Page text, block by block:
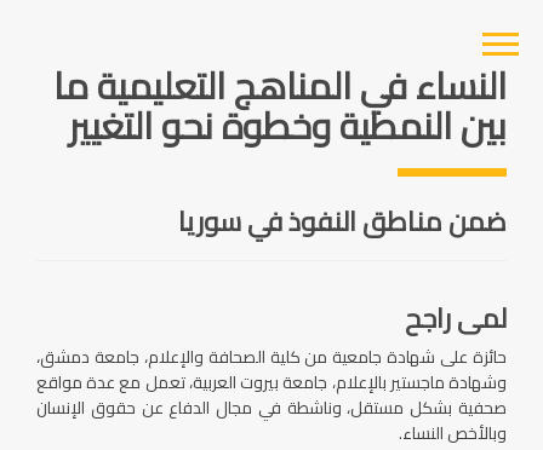
النساء في المناهج التعليمية ما
بين النمطية وخطوة نحو التغيير
ضمن مناطق النفوذ في سوريا
لمى راجح
حائزة على شهادة جامعية من كلية الصحافة والإعلام، جامعة دمشق،
وشهادة ماجستير بالإعلام، جامعة بيروت العربية، تعمل مع عدة مواقع
صحفية بشكل مستقل، وناشطة في مجال الدفاع عن حقوق الإنسان
وبالأخص النساء.